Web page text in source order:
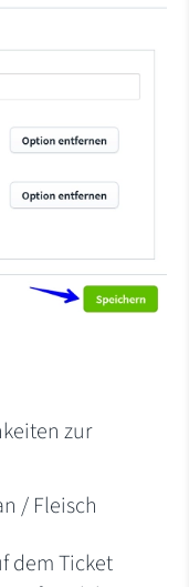
zur
/ Fleisch
dem Ticket